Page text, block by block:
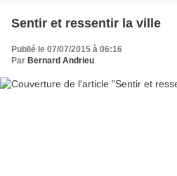
Sentir et ressentir la ville
Publié le 07/07/2015 à 06:16
Par Bernard Andrieu